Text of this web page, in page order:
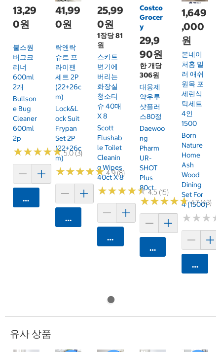
13,29
0원
불스원
버그크
리너
600ml
2개
Bullson
E Bug
Cleaner
600ml
2p
★★★★★
★★★★★5.0 (3)
카트에 담기
41,99
0원
락앤락
슈트 프
라이팬
세트 2P
(22+26c
M)
Lock&L
Ock Suit
Frypan
Set 2P
(22+26c
M)
★★★★★
★★★★★4.9 (8)
카트에 담기
25,99
0원
1장당 81
원
스카트
변기에
버리는
화장실
청소티
슈 40매
X 8
Scott
Flushab
Le Toilet
Cleanin
G Wipes
40ct X 8
★★★★★
★★★★★4.5 (15)
카트에 담기
Costco
Grocer
y
29,9
90원
한 개당
306원
대웅제
약우루
샷플러
스80정
Daewoo
Ng
Pharm
UR-
SHOT
Plus
80ct
★★★★★
★★★★★4.7 (43)
카트에 담기
1,649
,000
원
본네이
처홈 밀
러 애쉬
원목 포
세린식
탁세트
4인
1500
Born
Nature
Home
Ash
Wood
Dining
Set For
4 (1500)
★★★
★★★
카트에
유사 상품